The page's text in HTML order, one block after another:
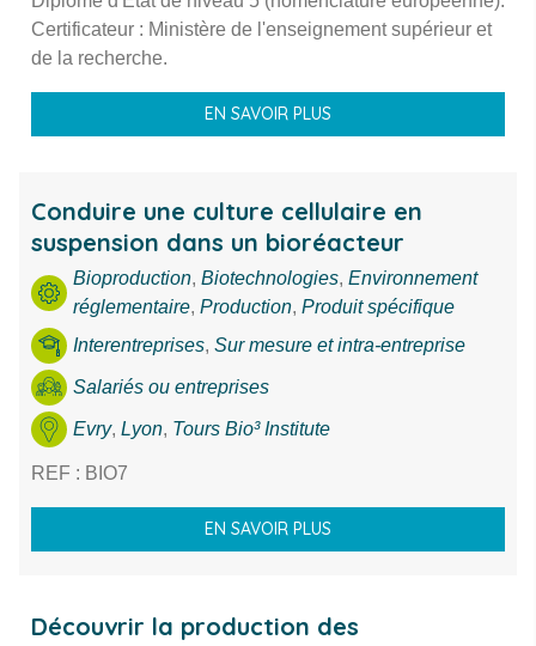
Certificateur : Ministère de l'enseignement supérieur et
de la recherche.
EN SAVOIR PLUS
Conduire une culture cellulaire en
suspension dans un bioréacteur
Bioproduction, Biotechnologies, Environnement
réglementaire, Production, Produit spécifique
Interentreprises, Sur mesure et intra-entreprise
Salariés ou entreprises
Evry, Lyon, Tours Bio³ Institute
REF : BIO7
EN SAVOIR PLUS
Découvrir la production des